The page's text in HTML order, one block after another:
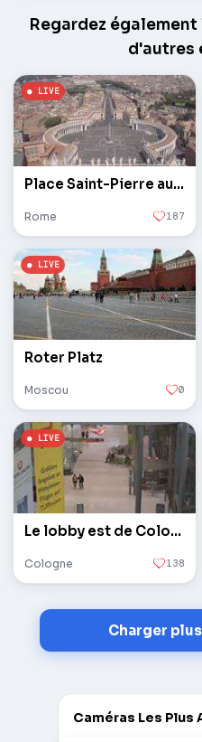
Regardez
d'autres
Place Saint-Pierre au Vatican
Rome 187
Roter Platz
Moscou 0
Le lobby est de Cologne / Bonn
Cologne 138
Charger
Caméras Les Plus